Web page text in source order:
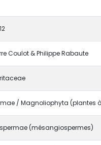
Coulot & Philippe Rabaute
/ Magnoliophyta (plantes
(mésangiospermes)